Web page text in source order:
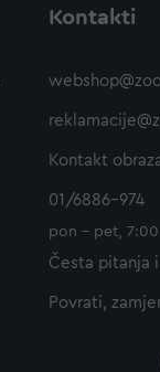
Kontakti
Kontakt
01/6886-974
pon - pet, 7:00
Česta pitanja
Povrati,